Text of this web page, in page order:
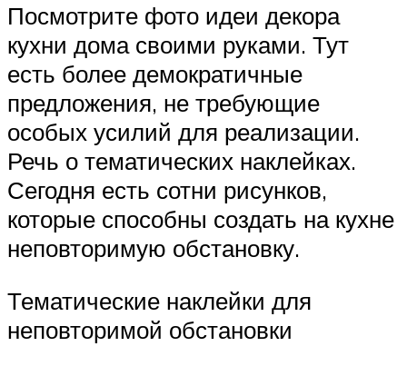
Посмотрите фото идеи декора
кухни дома своими руками. Тут
есть более демократичные
предложения, не требующие
особых усилий для реализации.
Речь о тематических наклейках.
Сегодня есть сотни рисунков,
которые способны создать на кухне
неповторимую обстановку.
Тематические наклейки для
неповторимой обстановки